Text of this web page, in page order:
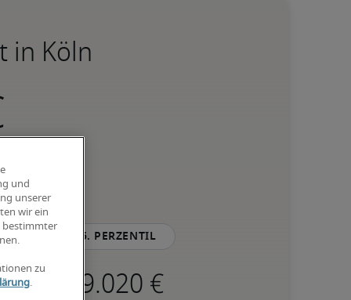
in Köln
75. Perzentil
und
unserer
wir ein
bestimmter
zu
.